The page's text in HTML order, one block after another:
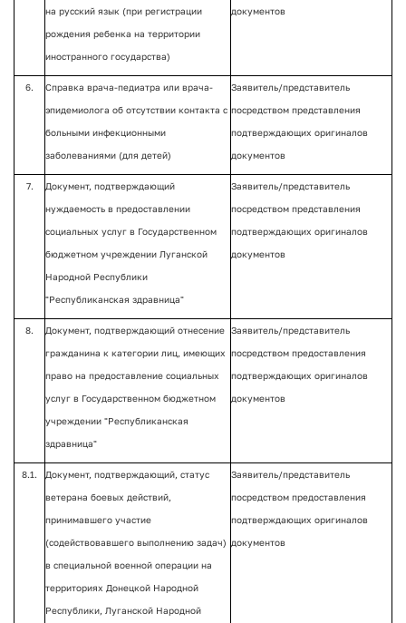
на русский язык (при регистрации
рождения ребенка на территории
иностранного государства)
документов
6. Справка врача-педиатра или врача-
эпидемиолога об отсутствии контакта с
больными инфекционными
заболеваниями (для детей)
Заявитель/представитель
посредством представления
подтверждающих оригиналов
документов
7. Документ, подтверждающий
нуждаемость в предоставлении
социальных услуг в Государственном
бюджетном учреждении Луганской
Народной Республики
"Республиканская здравница"
Заявитель/представитель
посредством представления
подтверждающих оригиналов
документов
8. Документ, подтверждающий отнесение
гражданина к категории лиц, имеющих
право на предоставление социальных
услуг в Государственном бюджетном
учреждении "Республиканская
здравница"
Заявитель/представитель
посредством предоставления
подтверждающих оригиналов
документов
8.1. Документ, подтверждающий, статус
ветерана боевых действий,
принимавшего участие
(содействовавшего выполнению задач)
в специальной военной операции на
территориях Донецкой Народной
Республики, Луганской Народной
Заявитель/представитель
посредством предоставления
подтверждающих оригиналов
документов